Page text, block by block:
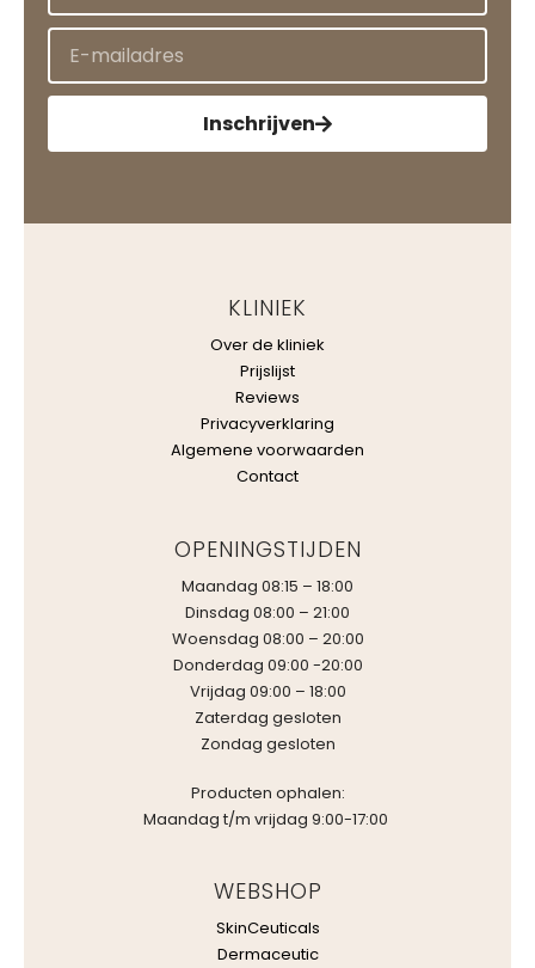
Inschrijven
KLINIEK
Over de kliniek
Prijslijst
Reviews
Privacyverklaring
Algemene voorwaarden
Contact
OPENINGSTIJDEN
Maandag 08:15 – 18:00
Dinsdag 08:00 – 21:00
Woensdag 08:00 – 20:00
Donderdag 09:00 -20:00
Vrijdag 09:00 – 18:00
Zaterdag gesloten
Zondag gesloten
Producten ophalen:
Maandag t/m vrijdag 9:00-17:00
WEBSHOP
SkinCeuticals
Dermaceutic